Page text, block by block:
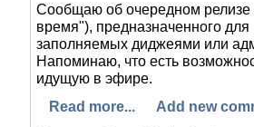
Сообщаю об очередном
время"), предназначенного
заполняемых диджеями или
Напоминаю, что есть
идущую в эфире.
Read more...
Add new